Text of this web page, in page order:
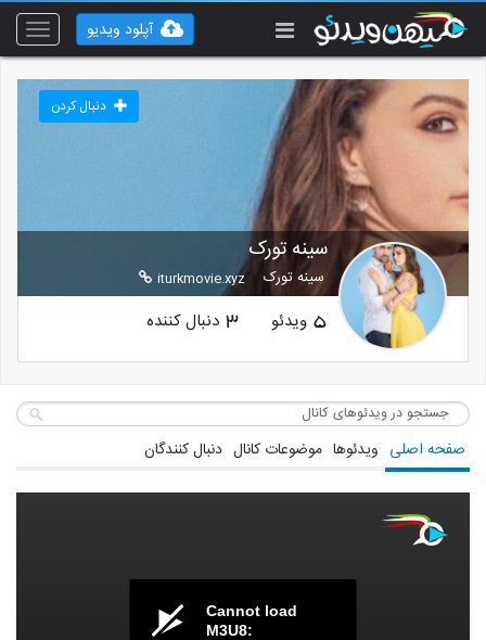
Toggle
آپلود ویدیو
سینه تورک
سینه تورک iturkmovie.xyz
دنبال کردن
5 ویدئو 3 دنبال کننده
صفحه اصلی ویدئوها موضوعات کانال دنبال کنندگان
Cannot load
M3U8: